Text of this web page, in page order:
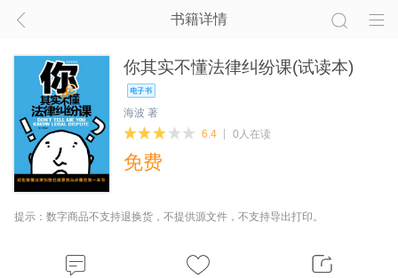
书籍详情
你其实不懂法律纠纷课(试读本)
海波 著
6.4
0人在读
免费
提示：数字商品不支持退换货，不提供源文件，不支持导出打印。